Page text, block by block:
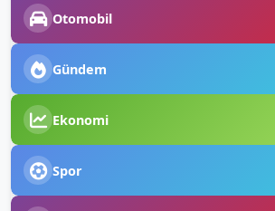
Otomobil
Gündem
Ekonomi
Spor